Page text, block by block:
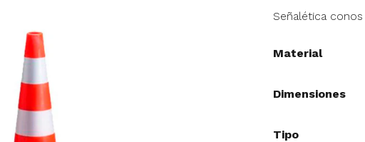
Señalética conos
Material
Dimensiones
Tipo